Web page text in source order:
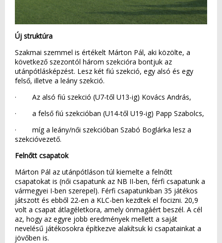
Új struktúra
Szakmai szemmel is értékelt Márton Pál, aki közölte, a
következő szezontól három szekcióra bontjuk az
utánpótlásképzést. Lesz két fiú szekció, egy alsó és egy
felső, illetve a leány szekció.
· Az alsó fiú szekció (U7-től U13-ig) Kovács András,
· a felső fiú szekcióban (U14-től U19-ig) Papp Szabolcs,
· míg a leány/női szekcióban Szabó Boglárka lesz a
szekcióvezető.
Felnőtt csapatok
Márton Pál az utánpótláson túl kiemelte a felnőtt
csapatokat is (női csapatunk az NB II-ben, férfi csapatunk a
vármegyei I-ben szerepel). Férfi csapatunkban 35 játékos
játszott és ebből 22-en a KLC-ben kezdtek el focizni. 20,9
volt a csapat átlagéletkora, amely önmagáért beszél. A cél
az, hogy az egyre jobb eredmények mellett a saját
nevelésű játékosokra építkezve alakítsuk ki csapatainkat a
jövőben is.